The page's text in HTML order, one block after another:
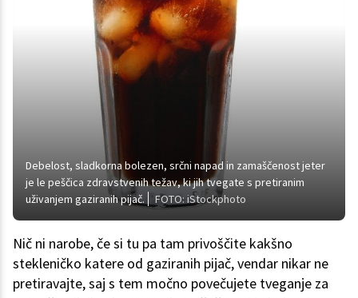
Debelost, sladkorna bolezen, srčni napad in zamaščenost jeter
je le peščica zdravstvenih težav, ki jih tvegate s pretiranim
uživanjem gaziranih pijač.
FOTO: iStockphoto
Nič ni narobe, če si tu pa tam privoščite kakšno
stekleničko katere od gaziranih pijač, vendar nikar ne
pretiravajte, saj s tem močno povečujete tveganje za